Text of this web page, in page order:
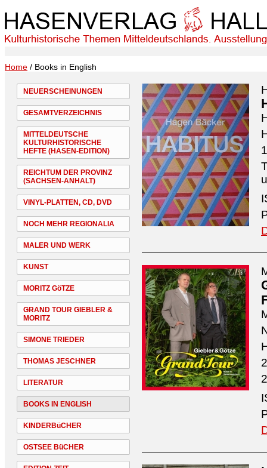
Home / Books in English
NEUERSCHEINUNGEN
GESAMTVERZEICHNIS
MITTELDEUTSCHE
KULTURHISTORISCHE
HEFTE (HASEN-EDITION)
REICHTUM DER PROVINZ
(SACHSEN-ANHALT)
VINYL-PLATTEN, CD, DVD
NOCH MEHR REGIONALIA
MALER UND WERK
KUNST
MORITZ GöTZE
GRAND TOUR GIEBLER &
MORITZ
SIMONE TRIEDER
THOMAS JESCHNER
LITERATUR
BOOKS IN ENGLISH
KINDERBüCHER
OSTSEE BüCHER